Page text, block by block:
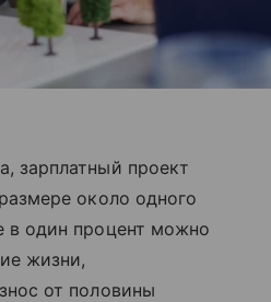
зарплатный проект
около одного
в один процент можно
жизни,
от половины